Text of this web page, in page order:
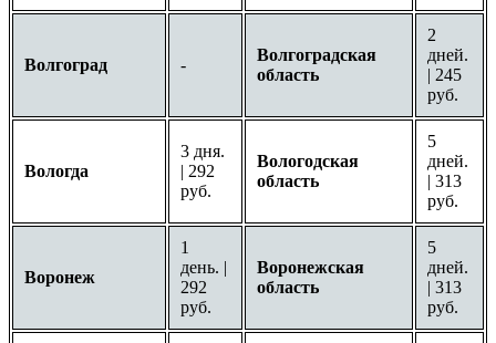
Волгоград -
Волгоградская
область
2
дней.
| 245
руб.
Вологда
3 дня.
| 292
руб.
Вологодская
область
5
дней.
| 313
руб.
Воронеж
1
день. |
292
руб.
Воронежская
область
5
дней.
| 313
руб.